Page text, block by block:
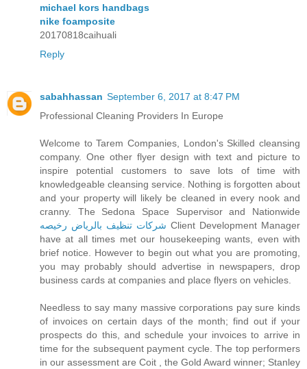
michael kors handbags
nike foamposite
20170818caihuali
Reply
sabahhassan September 6, 2017 at 8:47 PM
Professional Cleaning Providers In Europe
Welcome to Tarem Companies, London's Skilled cleansing
company. One other flyer design with text and picture to
inspire potential customers to save lots of time with
knowledgeable cleansing service. Nothing is forgotten about
and your property will likely be cleaned in every nook and
cranny. The Sedona Space Supervisor and Nationwide
شركات تنظيف بالرياض رخيصه Client Development Manager
have at all times met our housekeeping wants, even with
brief notice. However to begin out what you are promoting,
you may probably should advertise in newspapers, drop
business cards at companies and place flyers on vehicles.
Needless to say many massive corporations pay sure kinds
of invoices on certain days of the month; find out if your
prospects do this, and schedule your invoices to arrive in
time for the subsequent payment cycle. The top performers
in our assessment are Coit , the Gold Award winner; Stanley